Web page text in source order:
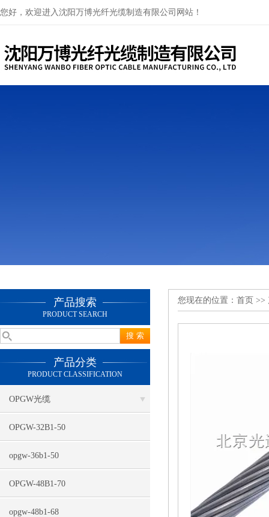
您好，欢迎进入沈阳万博光纤光缆制造有限公司网站！
产品搜索
PRODUCT SEARCH
产品分类
PRODUCT CLASSIFICATION
OPGW光缆
OPGW-32B1-50
opgw-36b1-50
OPGW-48B1-70
opgw-48b1-68
您现在的位置： 首页 >>